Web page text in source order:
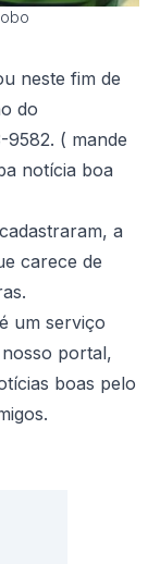
neste fim de
do
( mande
notícia boa
a
carece de
um serviço
portal,
boas pelo